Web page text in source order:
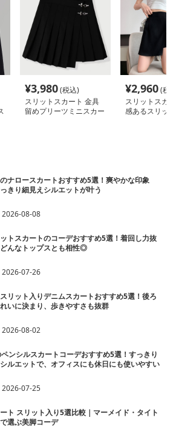
¥3,980(税込)
スリットスカート 金具
留めプリーツミニスカー
¥2,960(税
スリットスカ
感あるスリッ
ナロースカートおすすめ5選！爽やかな印象
きり細見えシルエットが叶う
2026-08-08
トスカートのコーデおすすめ5選！着回し力抜
んなトップスとも相性◎
2026-07-26
リット入りデニムスカートおすすめ5選！後ろ
いに決まり、歩きやすさも抜群
2026-08-02
ンシルスカートコーデおすすめ5選！すっきり
ルエットで、オフィスにも休日にも使いやすい
2026-07-25
ト スリット入り5選比較｜マーメイド・タイト
選ぶ美脚コーデ